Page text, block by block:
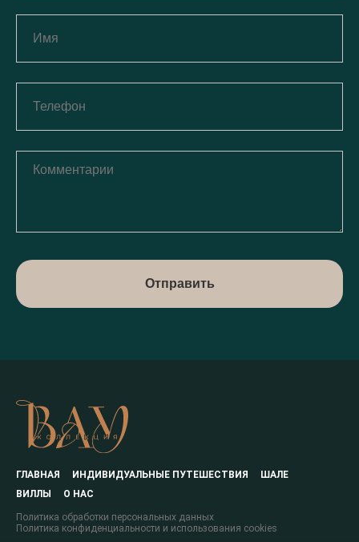
Отправить
ГЛАВНАЯ ИНДИВИДУАЛЬНЫЕ ПУТЕШЕСТВИЯ
ШАЛЕ
ВИЛЛЫ
О НАС
Политика обработки персональных данных
Политика конфиденциальности и использования cookies